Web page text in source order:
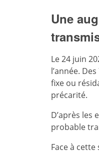
Une
Le 24 juin
l’année.
fixe ou
précarité.
D’après les
probable
Face à